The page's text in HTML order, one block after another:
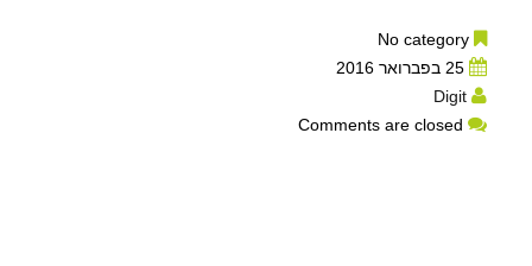
25 בפברואר 2016
Digit
Comments are closed